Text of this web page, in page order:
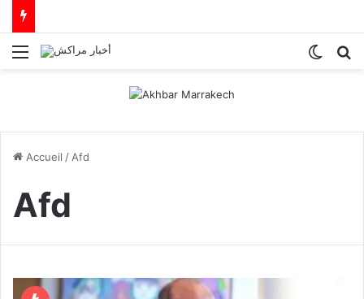
Menu
Accueil / Afd
Afd